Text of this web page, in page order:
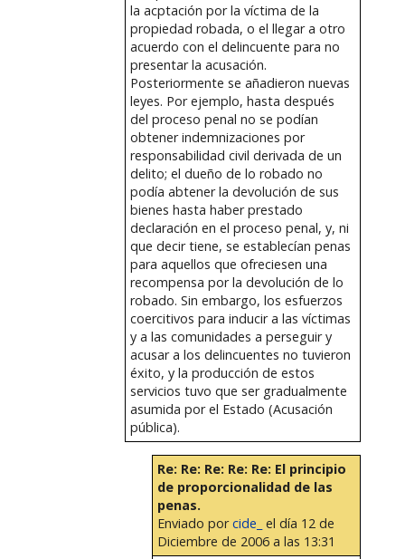
la acptación por la víctima de la
propiedad robada, o el llegar a otro
acuerdo con el delincuente para no
presentar la acusación.
Posteriormente se añadieron nuevas
leyes. Por ejemplo, hasta después
del proceso penal no se podían
obtener indemnizaciones por
responsabilidad civil derivada de un
delito; el dueño de lo robado no
podía abtener la devolución de sus
bienes hasta haber prestado
declaración en el proceso penal, y, ni
que decir tiene, se establecían penas
para aquellos que ofreciesen una
recompensa por la devolución de lo
robado. Sin embargo, los esfuerzos
coercitivos para inducir a las víctimas
y a las comunidades a perseguir y
acusar a los delincuentes no tuvieron
éxito, y la producción de estos
servicios tuvo que ser gradualmente
asumida por el Estado (Acusación
pública).
Re: Re: Re: Re: Re: El principio
de proporcionalidad de las
penas.
Enviado porcide_ el día 12 de
Diciembre de 2006 a las 13:31